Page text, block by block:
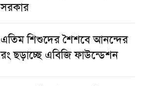
সরকার
এতিম শিশুদের শৈশবে আনন্দের
রং ছড়াচ্ছে এবিজি ফাউন্ডেশন